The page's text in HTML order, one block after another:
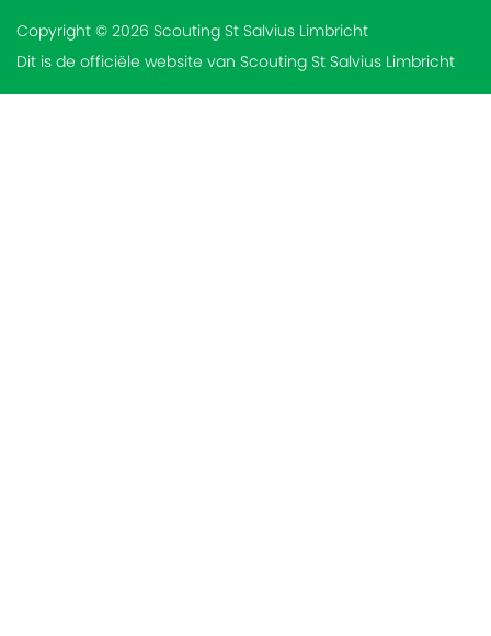
Copyright © 2026 Scouting St Salvius Limbricht
Dit is de officiële website van Scouting St Salvius Limbricht